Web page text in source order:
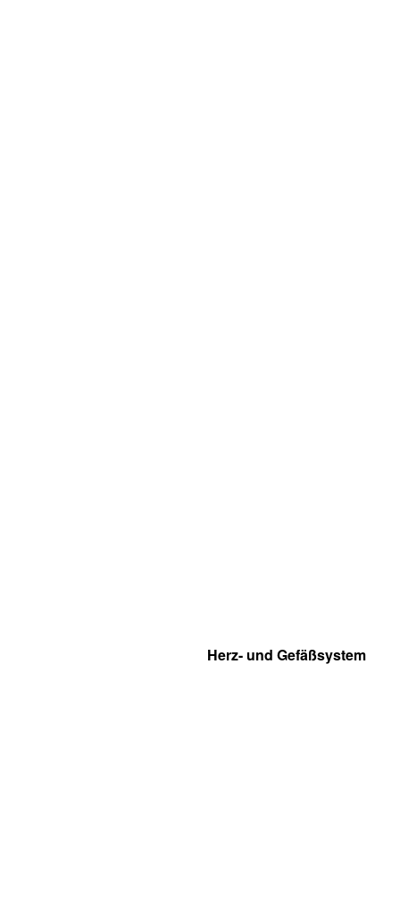
Herz- und Gefäßsystem